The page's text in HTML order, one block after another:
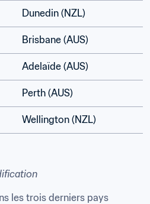
Dunedin (NZL)
Brisbane (AUS)
Adelaïde (AUS)
Perth (AUS)
Wellington (NZL)
les trois derniers pays